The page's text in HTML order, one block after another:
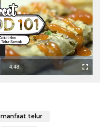
manfaat telur